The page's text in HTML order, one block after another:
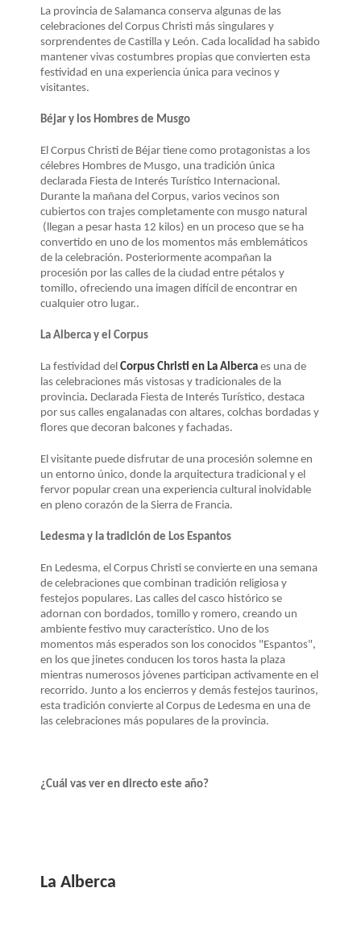
NAVEGACIÓN
La provincia de Salamanca conserva algunas de las
celebraciones del Corpus Christi más singulares y
sorprendentes de Castilla y León. Cada localidad ha sabido
mantener vivas costumbres propias que convierten esta
festividad en una experiencia única para vecinos y
visitantes.
Béjar y los Hombres de Musgo
El Corpus Christi de Béjar tiene como protagonistas a los
célebres Hombres de Musgo, una tradición única
declarada Fiesta de Interés Turístico Internacional.
Durante la mañana del Corpus, varios vecinos son
cubiertos con trajes completamente con musgo natural
(llegan a pesar hasta 12 kilos) en un proceso que se ha
convertido en uno de los momentos más emblemáticos
de la celebración. Posteriormente acompañan la
procesión por las calles de la ciudad entre pétalos y
tomillo, ofreciendo una imagen difícil de encontrar en
cualquier otro lugar..
La Alberca y el Corpus
La festividad del Corpus Christi en La Alberca es una de
las celebraciones más vistosas y tradicionales de la
provincia. Declarada Fiesta de Interés Turístico, destaca
por sus calles engalanadas con altares, colchas bordadas y
flores que decoran balcones y fachadas.
El visitante puede disfrutar de una procesión solemne en
un entorno único, donde la arquitectura tradicional y el
fervor popular crean una experiencia cultural inolvidable
en pleno corazón de la Sierra de Francia.
Ledesma y la tradición de Los Espantos
En Ledesma, el Corpus Christi se convierte en una semana
de celebraciones que combinan tradición religiosa y
festejos populares. Las calles del casco histórico se
adornan con bordados, tomillo y romero, creando un
ambiente festivo muy característico. Uno de los
momentos más esperados son los conocidos "Espantos",
en los que jinetes conducen los toros hasta la plaza
mientras numerosos jóvenes participan activamente en el
recorrido. Junto a los encierros y demás festejos taurinos,
esta tradición convierte al Corpus de Ledesma en una de
las celebraciones más populares de la provincia.
¿Cuál vas ver en directo este año?
La Alberca